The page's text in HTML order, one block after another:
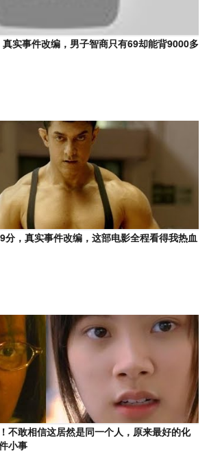
真实事件改编，男子智商只有69却能背9000多
分，真实事件改编，这部电影全程看得我热血
不敢相信这居然是同一个人，原来最好的化
小事